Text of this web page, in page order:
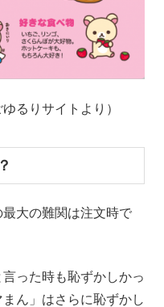
るりサイトより）
大の難関は注文時で
った時も恥ずかしかっ
ん」はさらに恥ずかし